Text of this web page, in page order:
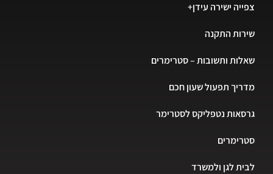
צפייה ישירה עידן+
שירות התקנה
שאלות ותשובות – סטרימרים
מדריך תפעול שעון חכם
גרסאות נטפליקס לסטרימר
סטרימרים
לבית לגן ולמשרד